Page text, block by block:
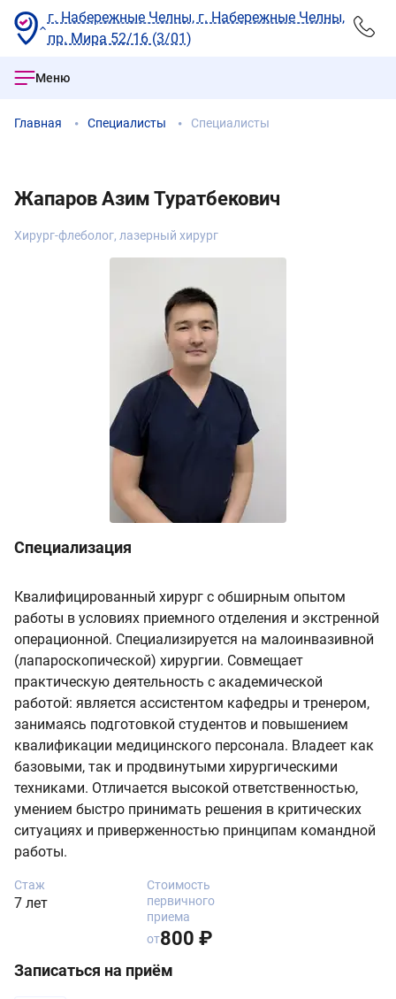
г. Набережные Челны, г. Набережные Челны,
пр. Мира 52/16 (3/01)
Меню
Главная Специалисты Специалисты
Жапаров Азим Туратбекович
Хирург-флеболог, лазерный хирург
Специализация
Квалифицированный хирург с обширным опытом
работы в условиях приемного отделения и экстренной
операционной. Специализируется на малоинвазивной
(лапароскопической) хирургии. Совмещает
практическую деятельность с академической
работой: является ассистентом кафедры и тренером,
занимаясь подготовкой студентов и повышением
квалификации медицинского персонала. Владеет как
базовыми, так и продвинутыми хирургическими
техниками. Отличается высокой ответственностью,
умением быстро принимать решения в критических
ситуациях и приверженностью принципам командной
работы.
Стаж
7 лет
Стоимость
первичного
приема
от800 ₽
Записаться на приём